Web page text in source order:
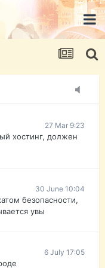
pasport-ua.com/
и форум
27 Mar 9:23
хостинг, должен
30 June 10:04
безопасности,
увы
6 July 17:05